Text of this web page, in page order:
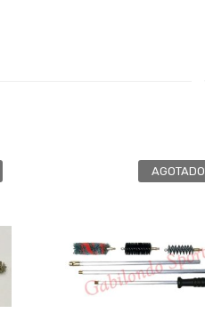
AGOTADO